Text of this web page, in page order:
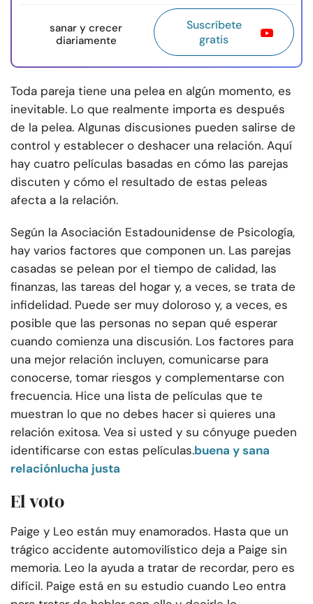
sanar y crecer
diariamente
Suscríbete
gratis
Toda pareja tiene una pelea en algún momento, es
inevitable. Lo que realmente importa es después
de la pelea. Algunas discusiones pueden salirse de
control y establecer o deshacer una relación. Aquí
hay cuatro películas basadas en cómo las parejas
discuten y cómo el resultado de estas peleas
afecta a la relación.
Según la Asociación Estadounidense de Psicología,
hay varios factores que componen un. Las parejas
casadas se pelean por el tiempo de calidad, las
finanzas, las tareas del hogar y, a veces, se trata de
infidelidad. Puede ser muy doloroso y, a veces, es
posible que las personas no sepan qué esperar
cuando comienza una discusión. Los factores para
una mejor relación incluyen, comunicarse para
conocerse, tomar riesgos y complementarse con
frecuencia. Hice una lista de películas que te
muestran lo que no debes hacer si quieres una
relación exitosa. Vea si usted y su cónyuge pueden
identificarse con estas películas.buena y sana
relaciónlucha justa
El voto
Paige y Leo están muy enamorados. Hasta que un
trágico accidente automovilístico deja a Paige sin
memoria. Leo la ayuda a tratar de recordar, pero es
difícil. Paige está en su estudio cuando Leo entra